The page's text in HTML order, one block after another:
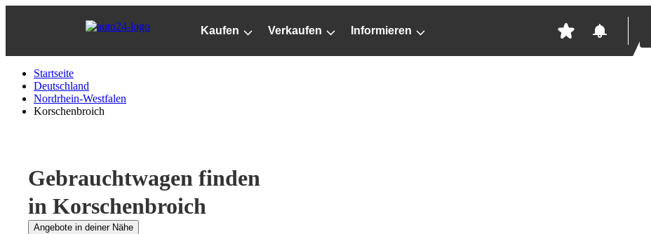
Kaufen Verkaufen Informieren
Startseite
Deutschland
Nordrhein-Westfalen
Korschenbroich
Gebrauchtwagen finden
in Korschenbroich
Angebote in deiner Nähe